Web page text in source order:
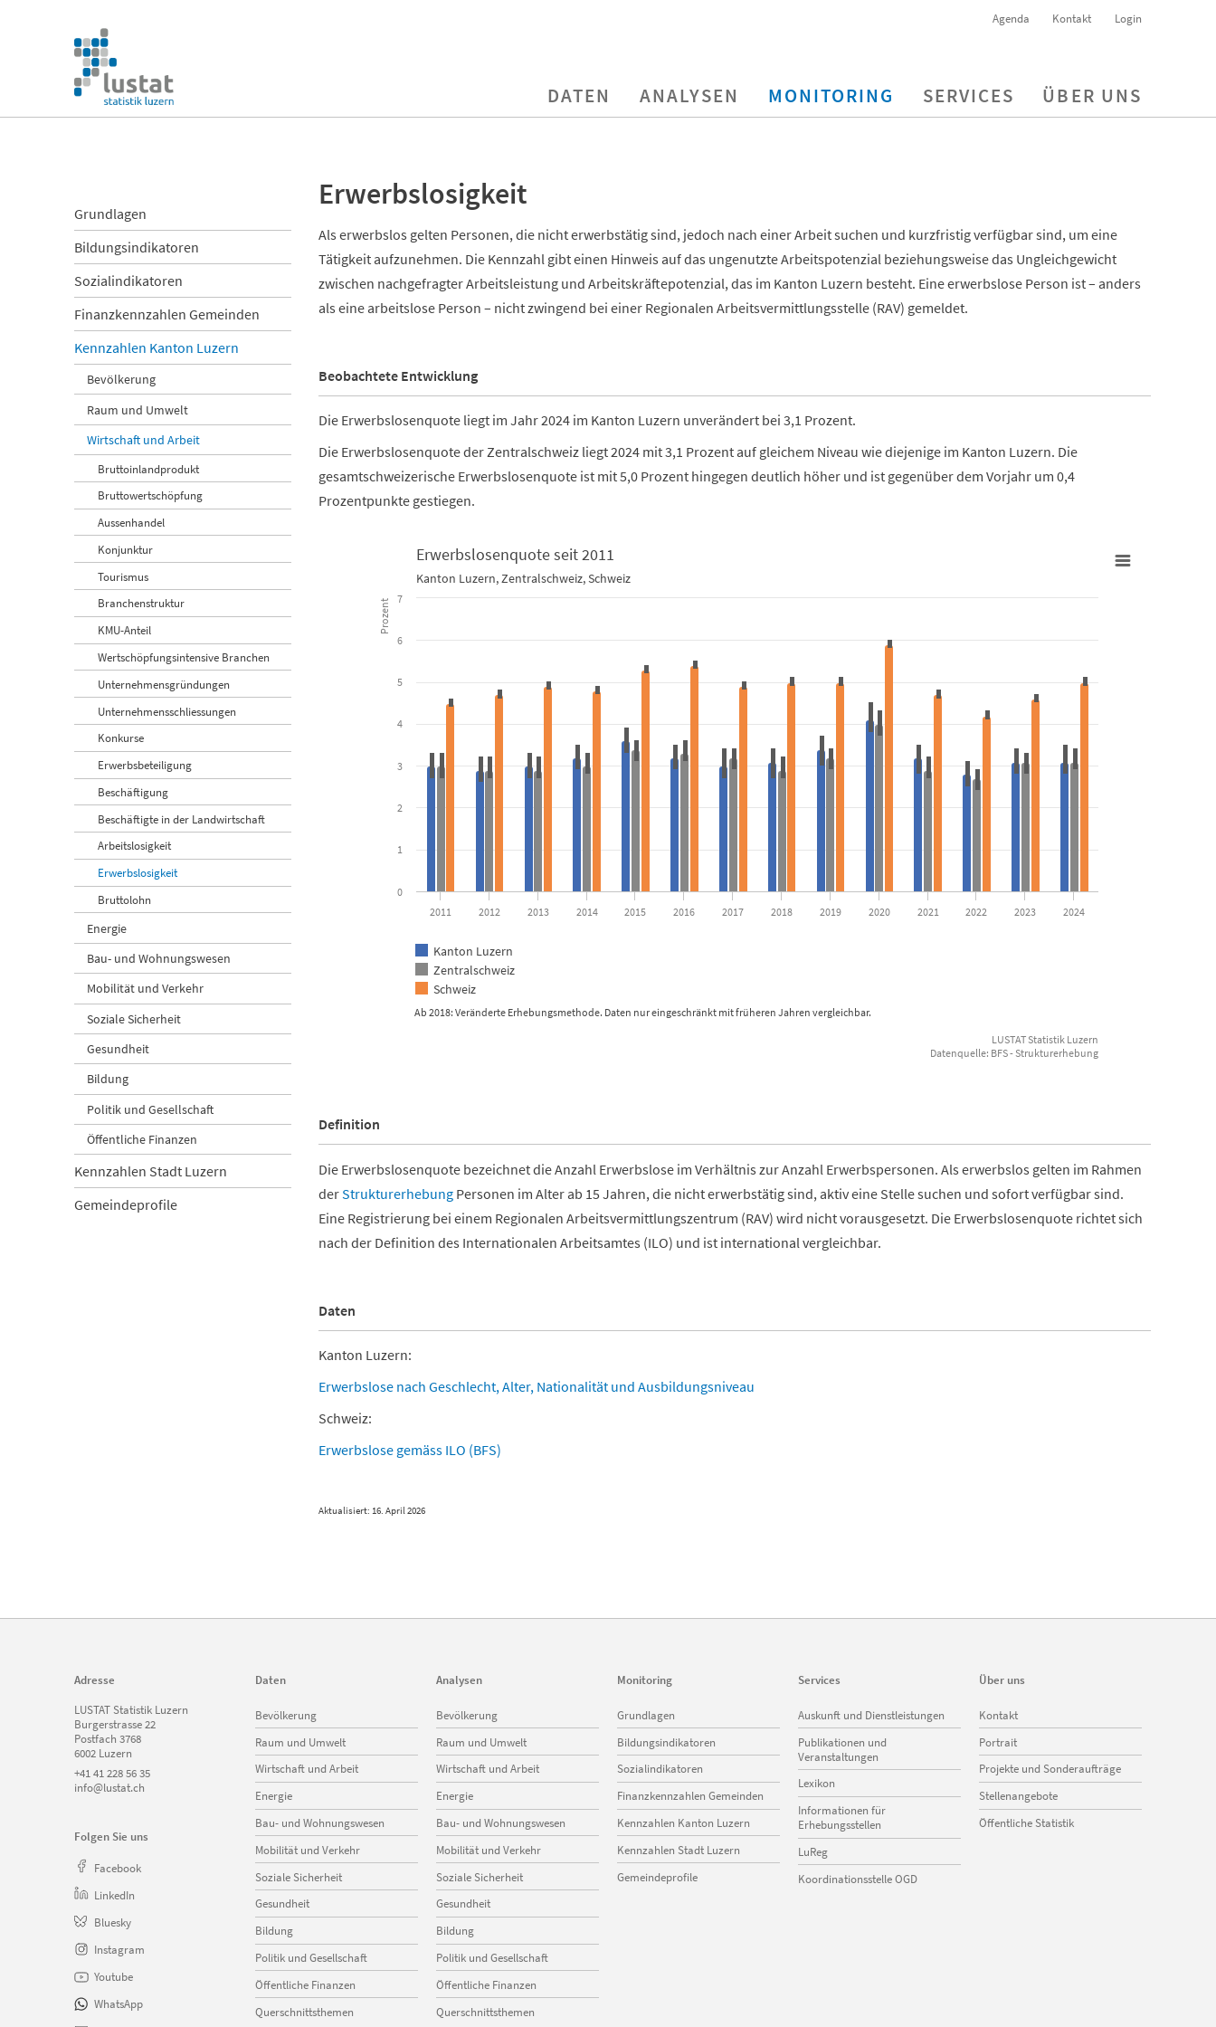
überspringen
Agenda Kontakt Login
Navigation
überspringen
DATEN ANALYSEN MONITORING SERVICES ÜBER UNS
Erwerbslosigkeit
Als erwerbslos gelten Personen, die nicht erwerbstätig sind, jedoch nach einer Arbeit suchen und kurzfristig verfügbar sind, um eine
Tätigkeit aufzunehmen. Die Kennzahl gibt einen Hinweis auf das ungenutzte Arbeitspotenzial beziehungsweise das Ungleichgewicht
zwischen nachgefragter Arbeitsleistung und Arbeitskräftepotenzial, das im Kanton Luzern besteht. Eine erwerbslose Person ist – anders
als eine arbeitslose Person – nicht zwingend bei einer Regionalen Arbeitsvermittlungsstelle (RAV) gemeldet.
Beobachtete Entwicklung
Die Erwerbslosenquote liegt im Jahr 2024 im Kanton Luzern unverändert bei 3,1 Prozent.
Die Erwerbslosenquote der Zentralschweiz liegt 2024 mit 3,1 Prozent auf gleichem Niveau wie diejenige im Kanton Luzern. Die
gesamtschweizerische Erwerbslosenquote ist mit 5,0 Prozent hingegen deutlich höher und ist gegenüber dem Vorjahr um 0,4
Prozentpunkte gestiegen.
Erwerbslosenquote seit 2011
Combination chart with 6 data series.
Kanton Luzern, Zentralschweiz, Schweiz
View as data table, Erwerbslosenquote seit 2011
The chart has 1 X axis displaying categories.
The chart has 1 Y axis displaying Prozent. Data ranges from 2.4 to 6.
Ab 2018: Veränderte Erhebungsmethode. Daten nur eingeschränkt mit früheren Jahren vergleichbar.
Prozent
Erwerbslosenquote seit 2011
Kanton Luzern, Zentralschweiz, Schweiz
Kanton Luzern
Zentralschweiz
Schweiz
2011 2012 2013 2014 2015 2016 2017 2018 2019 2020 2021 2022 2023 2024
0
1
2
3
4
5
6
7
LUSTAT Statistik Luzern
Datenquelle: BFS - Strukturerhebung
Definition
Die Erwerbslosenquote bezeichnet die Anzahl Erwerbslose im Verhältnis zur Anzahl Erwerbspersonen. Als erwerbslos gelten im Rahmen
derStrukturerhebung Personen im Alter ab 15 Jahren, die nicht erwerbstätig sind, aktiv eine Stelle suchen und sofort verfügbar sind.
Eine Registrierung bei einem Regionalen Arbeitsvermittlungszentrum (RAV) wird nicht vorausgesetzt. Die Erwerbslosenquote richtet sich
nach der Definition des Internationalen Arbeitsamtes (ILO) und ist international vergleichbar.
Daten
Kanton Luzern:
Erwerbslose nach Geschlecht, Alter, Nationalität und Ausbildungsniveau
Schweiz:
Erwerbslose gemäss ILO (BFS)
Aktualisiert: 16. April 2026
Navigation
überspringen
Grundlagen
Bildungsindikatoren
Sozialindikatoren
Finanzkennzahlen Gemeinden
Kennzahlen Kanton Luzern
Bevölkerung
Raum und Umwelt
Wirtschaft und Arbeit
Bruttoinlandprodukt
Bruttowertschöpfung
Aussenhandel
Konjunktur
Tourismus
Branchenstruktur
KMU-Anteil
Wertschöpfungsintensive Branchen
Unternehmensgründungen
Unternehmensschliessungen
Konkurse
Erwerbsbeteiligung
Beschäftigung
Beschäftigte in der Landwirtschaft
Arbeitslosigkeit
Erwerbslosigkeit
Bruttolohn
Energie
Bau- und Wohnungswesen
Mobilität und Verkehr
Soziale Sicherheit
Gesundheit
Bildung
Politik und Gesellschaft
Öffentliche Finanzen
Kennzahlen Stadt Luzern
Gemeindeprofile
Adresse
LUSTAT Statistik Luzern
Burgerstrasse 22
Postfach 3768
6002 Luzern
+41 41 228 56 35
info@lustat.ch
Folgen Sie uns
Facebook
LinkedIn
Bluesky
Instagram
Youtube
WhatsApp
Daten
Navigation
überspringen
Bevölkerung
Raum und Umwelt
Wirtschaft und Arbeit
Energie
Bau- und Wohnungswesen
Mobilität und Verkehr
Soziale Sicherheit
Gesundheit
Bildung
Politik und Gesellschaft
Öffentliche Finanzen
Querschnittsthemen
Analysen
Navigation
überspringen
Bevölkerung
Raum und Umwelt
Wirtschaft und Arbeit
Energie
Bau- und Wohnungswesen
Mobilität und Verkehr
Soziale Sicherheit
Gesundheit
Bildung
Politik und Gesellschaft
Öffentliche Finanzen
Querschnittsthemen
Monitoring
Navigation
überspringen
Grundlagen
Bildungsindikatoren
Sozialindikatoren
Finanzkennzahlen Gemeinden
Kennzahlen Kanton Luzern
Kennzahlen Stadt Luzern
Gemeindeprofile
Services
Navigation
überspringen
Auskunft und Dienstleistungen
Publikationen und
Veranstaltungen
Lexikon
Informationen für
Erhebungsstellen
LuReg
Koordinationsstelle OGD
Über uns
Navigation
überspringen
Kontakt
Portrait
Projekte und Sonderaufträge
Stellenangebote
Öffentliche Statistik